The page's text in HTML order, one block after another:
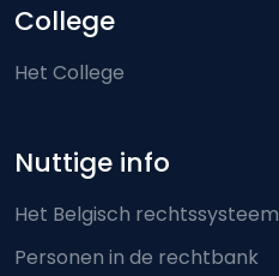
College
Het College
Nuttige info
Het Belgisch rechtssysteem
Personen in de rechtbank